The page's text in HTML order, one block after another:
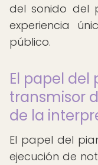
del sonido del
experiencia
público.
El papel
transmisor
de la
El papel del
ejecución de